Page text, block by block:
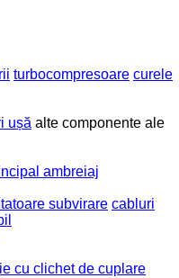
turbocompresoare curele
ușă alte componente ale
ambreiaj
subvirare cabluri
cu clichet de cuplare